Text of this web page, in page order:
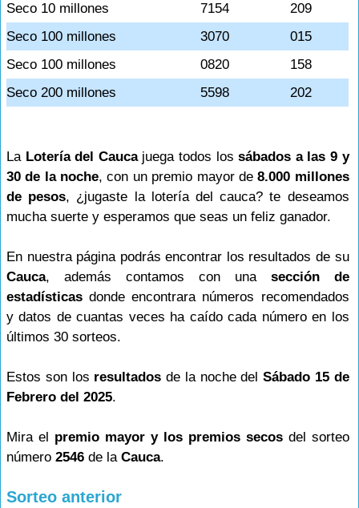
Seco 10 millones
7154
209
Seco 100 millones
3070
015
Seco 100 millones
0820
158
Seco 200 millones
5598 202
La Lotería del Caucajuega todos lossábados a las 9 y
30 de la noche, con un premio mayor de8.000 millones
de pesos, ¿jugaste la lotería del cauca? te deseamos
mucha suerte y esperamos que seas un feliz ganador.
En nuestra página podrás encontrar los resultados de su
Cauca, además contamos con una sección de
estadísticas donde encontrara números recomendados
y datos de cuantas veces ha caído cada número en los
últimos 30 sorteos.
Estos son los resultados de la noche delSábado 15 de
Febrero del 2025.
Mira el premio mayor y los premios secosdel sorteo
número 2546 de la Cauca.
Sorteo anterior